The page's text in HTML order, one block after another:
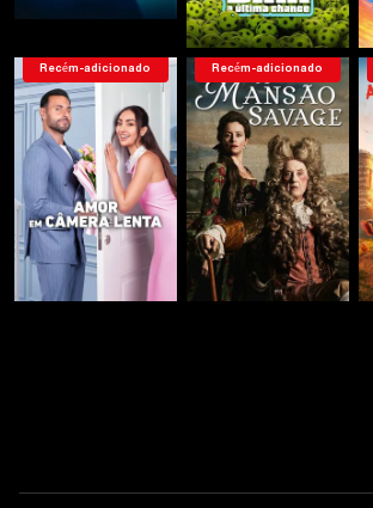
Recém-adicionado Recém-adicionado